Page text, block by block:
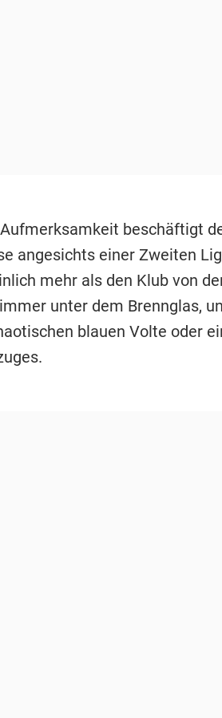
beschäftigt
angesichts einer Zweiten
mehr als den Klub von
unter dem Brennglas,
blauen Volte oder